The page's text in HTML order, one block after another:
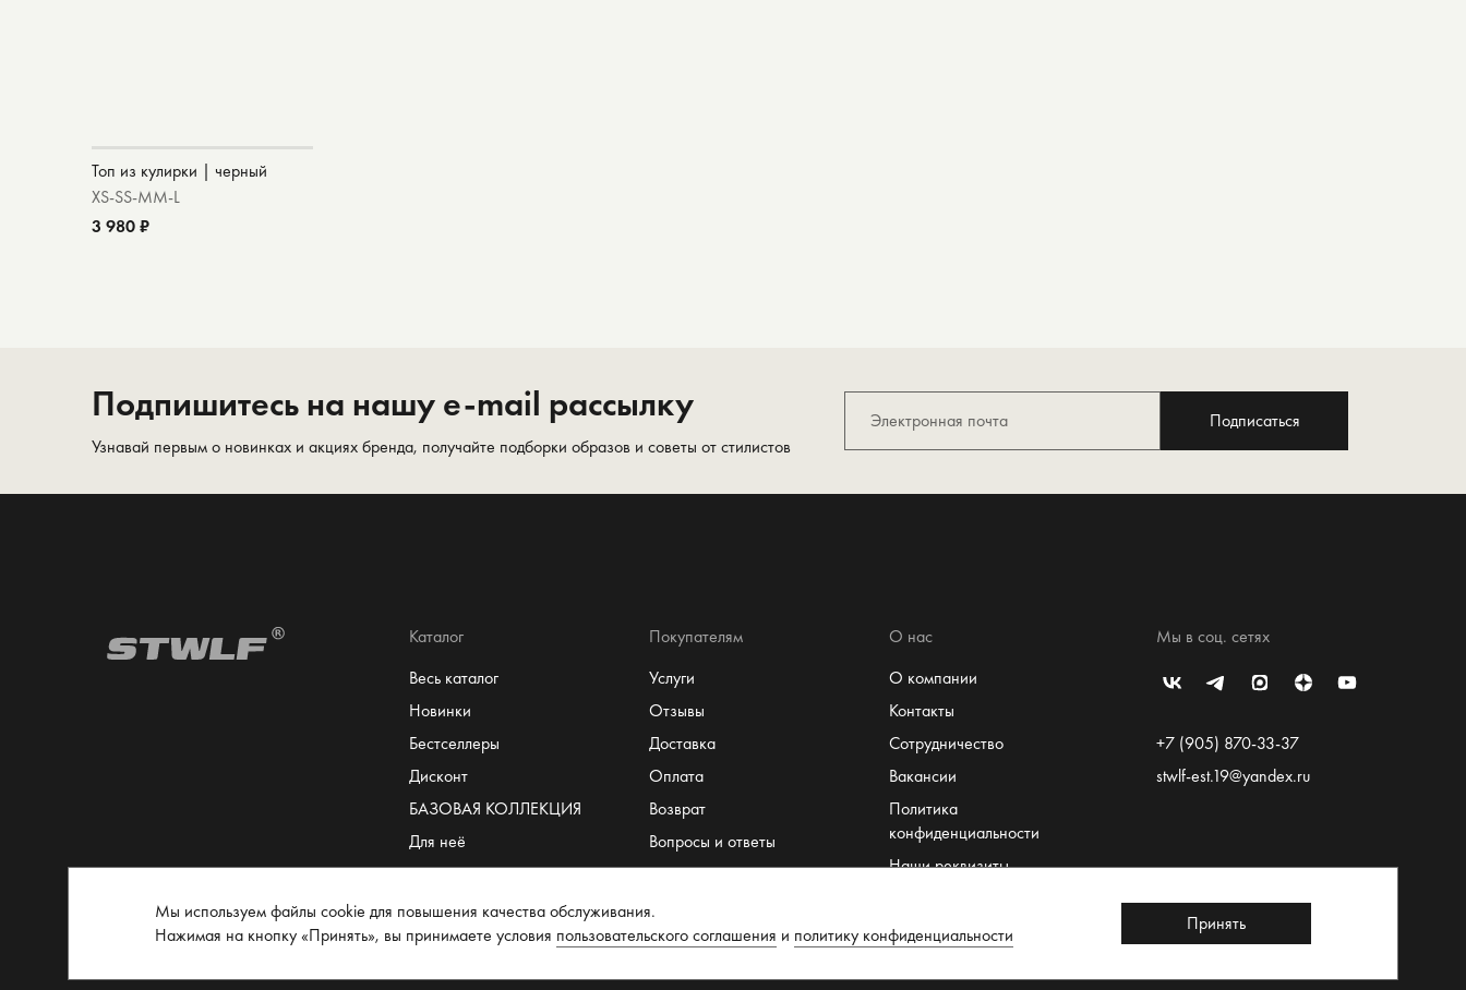
Топ из кулирки | черный
XS-SS-MM-L
3 980 ₽
Подпишитесь на нашу e-mail рассылку
Узнавай первым о новинках и акциях бренда, получайте подборки образов и советы от стилистов
Подписаться
Каталог
Весь каталог
Новинки
Бестселлеры
Дисконт
БАЗОВАЯ КОЛЛЕКЦИЯ
Для неё
Для него
Сертификат
Покупателям
Услуги
Отзывы
Доставка
Оплата
Возврат
Вопросы и ответы
Система лояльности
Размеры
Рекомендации по уходу
О нас
О компании
Контакты
Сотрудничество
Вакансии
Политика
конфиденциальности
Наши реквизиты
Мы в соц. сетях
+7 (905) 870-33-37
stwlf-est.19@yandex.ru
Мы используем файлы cookie для повышения качества обслуживания.
Нажимая на кнопку «Принять», вы принимаете условия пользовательского соглашения и политику конфиденциальности
Принять